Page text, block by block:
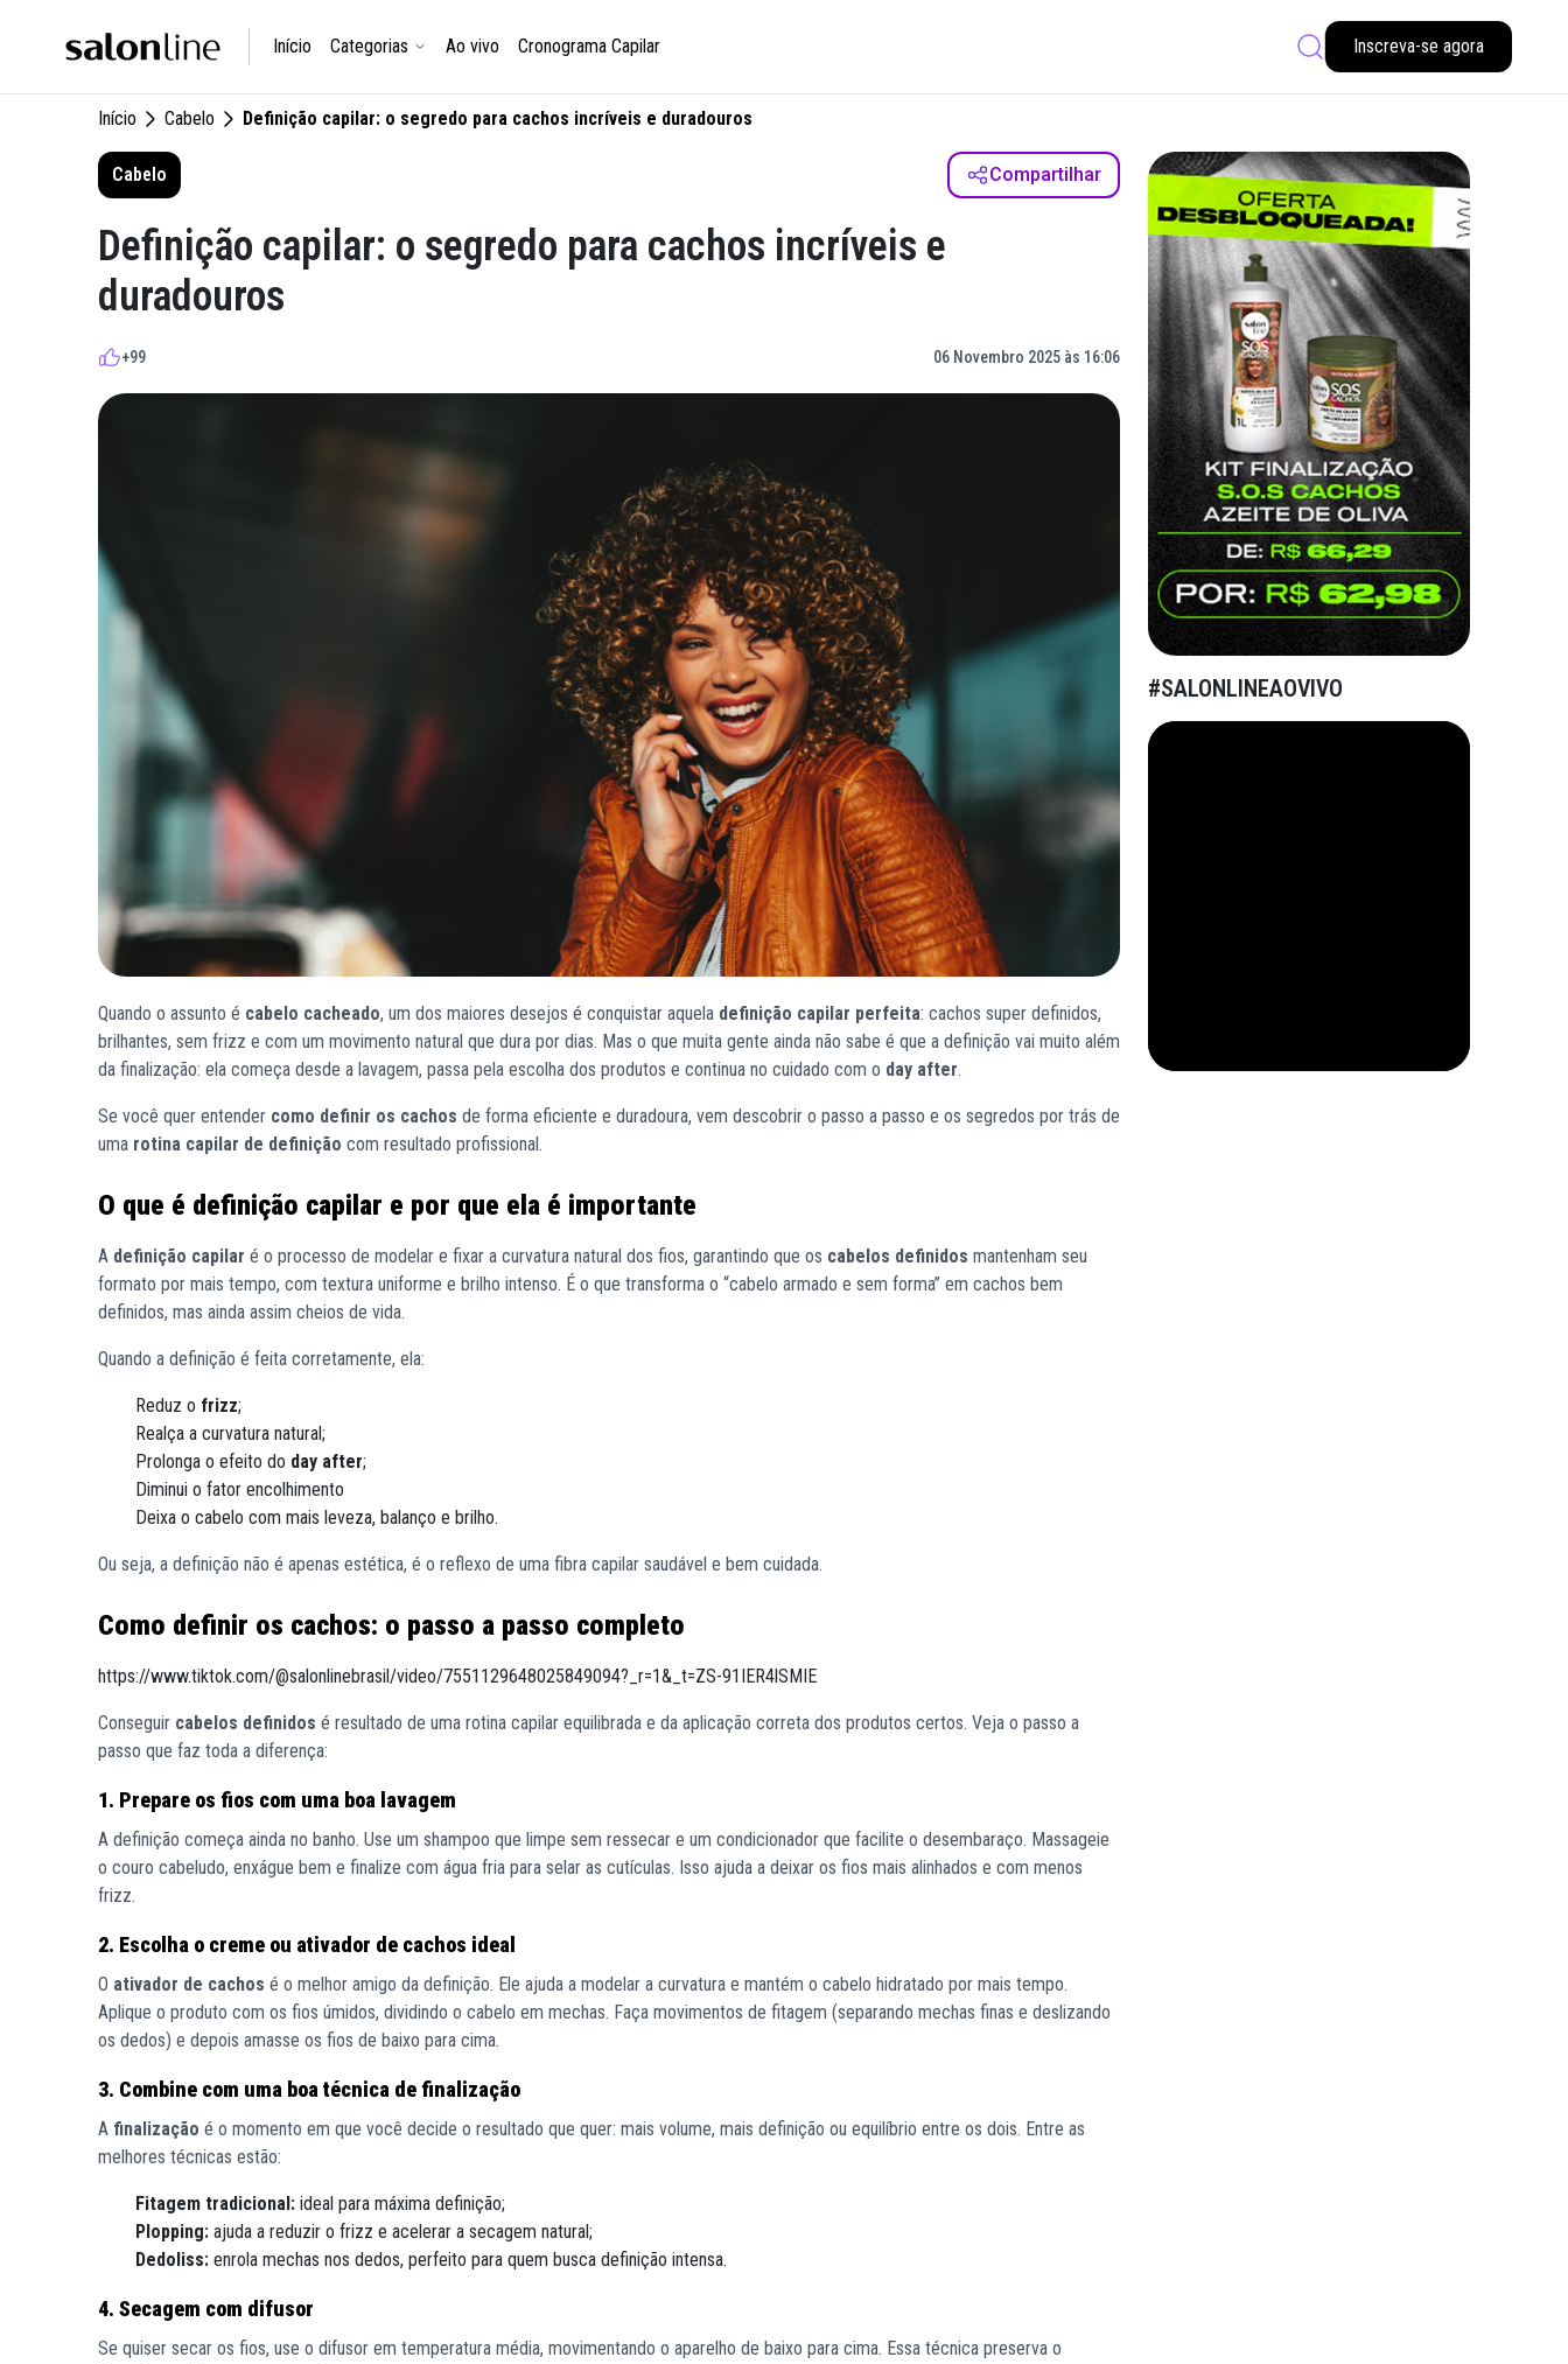
Início Categorias Ao vivo Cronograma Capilar Inscreva-se agora
Início Cabelo Definição capilar: o segredo para cachos incríveis e duradouros
Cabelo Compartilhar
Definição capilar: o segredo para cachos incríveis e
duradouros
+99 06 Novembro 2025 às 16:06
Quando o assunto é cabelo cacheado, um dos maiores desejos é conquistar aquela definição capilar perfeita: cachos super definidos,
brilhantes, sem frizz e com um movimento natural que dura por dias. Mas o que muita gente ainda não sabe é que a definição vai muito além
da finalização: ela começa desde a lavagem, passa pela escolha dos produtos e continua no cuidado com o day after.
Se você quer entender como definir os cachos de forma eficiente e duradoura, vem descobrir o passo a passo e os segredos por trás de
uma rotina capilar de definição com resultado profissional.
O que é definição capilar e por que ela é importante
A definição capilar é o processo de modelar e fixar a curvatura natural dos fios, garantindo que os cabelos definidos mantenham seu
formato por mais tempo, com textura uniforme e brilho intenso. É o que transforma o “cabelo armado e sem forma” em cachos bem
definidos, mas ainda assim cheios de vida.
Quando a definição é feita corretamente, ela:
Reduz o frizz;
Realça a curvatura natural;
Prolonga o efeito do day after;
Diminui o fator encolhimento
Deixa o cabelo com mais leveza, balanço e brilho.
Ou seja, a definição não é apenas estética, é o reflexo de uma fibra capilar saudável e bem cuidada.
Como definir os cachos: o passo a passo completo
https://www.tiktok.com/@salonlinebrasil/video/7551129648025849094?_r=1&_t=ZS-91IER4lSMIE
Conseguir cabelos definidos é resultado de uma rotina capilar equilibrada e da aplicação correta dos produtos certos. Veja o passo a
passo que faz toda a diferença:
1. Prepare os fios com uma boa lavagem
A definição começa ainda no banho. Use um shampoo que limpe sem ressecar e um condicionador que facilite o desembaraço. Massageie
o couro cabeludo, enxágue bem e finalize com água fria para selar as cutículas. Isso ajuda a deixar os fios mais alinhados e com menos
frizz.
2. Escolha o creme ou ativador de cachos ideal
O ativador de cachos é o melhor amigo da definição. Ele ajuda a modelar a curvatura e mantém o cabelo hidratado por mais tempo.
Aplique o produto com os fios úmidos, dividindo o cabelo em mechas. Faça movimentos de fitagem (separando mechas finas e deslizando
os dedos) e depois amasse os fios de baixo para cima.
3. Combine com uma boa técnica de finalização
A finalização é o momento em que você decide o resultado que quer: mais volume, mais definição ou equilíbrio entre os dois. Entre as
melhores técnicas estão:
Fitagem tradicional: ideal para máxima definição;
Plopping: ajuda a reduzir o frizz e acelerar a secagem natural;
Dedoliss: enrola mechas nos dedos, perfeito para quem busca definição intensa.
4. Secagem com difusor
Se quiser secar os fios, use o difusor em temperatura média, movimentando o aparelho de baixo para cima. Essa técnica preserva o
#SALONLINEAOVIVO